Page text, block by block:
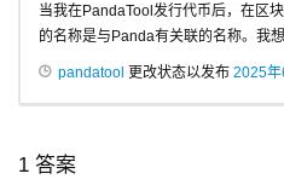
当我在PandaTool发行代币后，在区
的名称是与Panda有关联的名称。我
pandatool 更改状态以发布 2025年
1 答案